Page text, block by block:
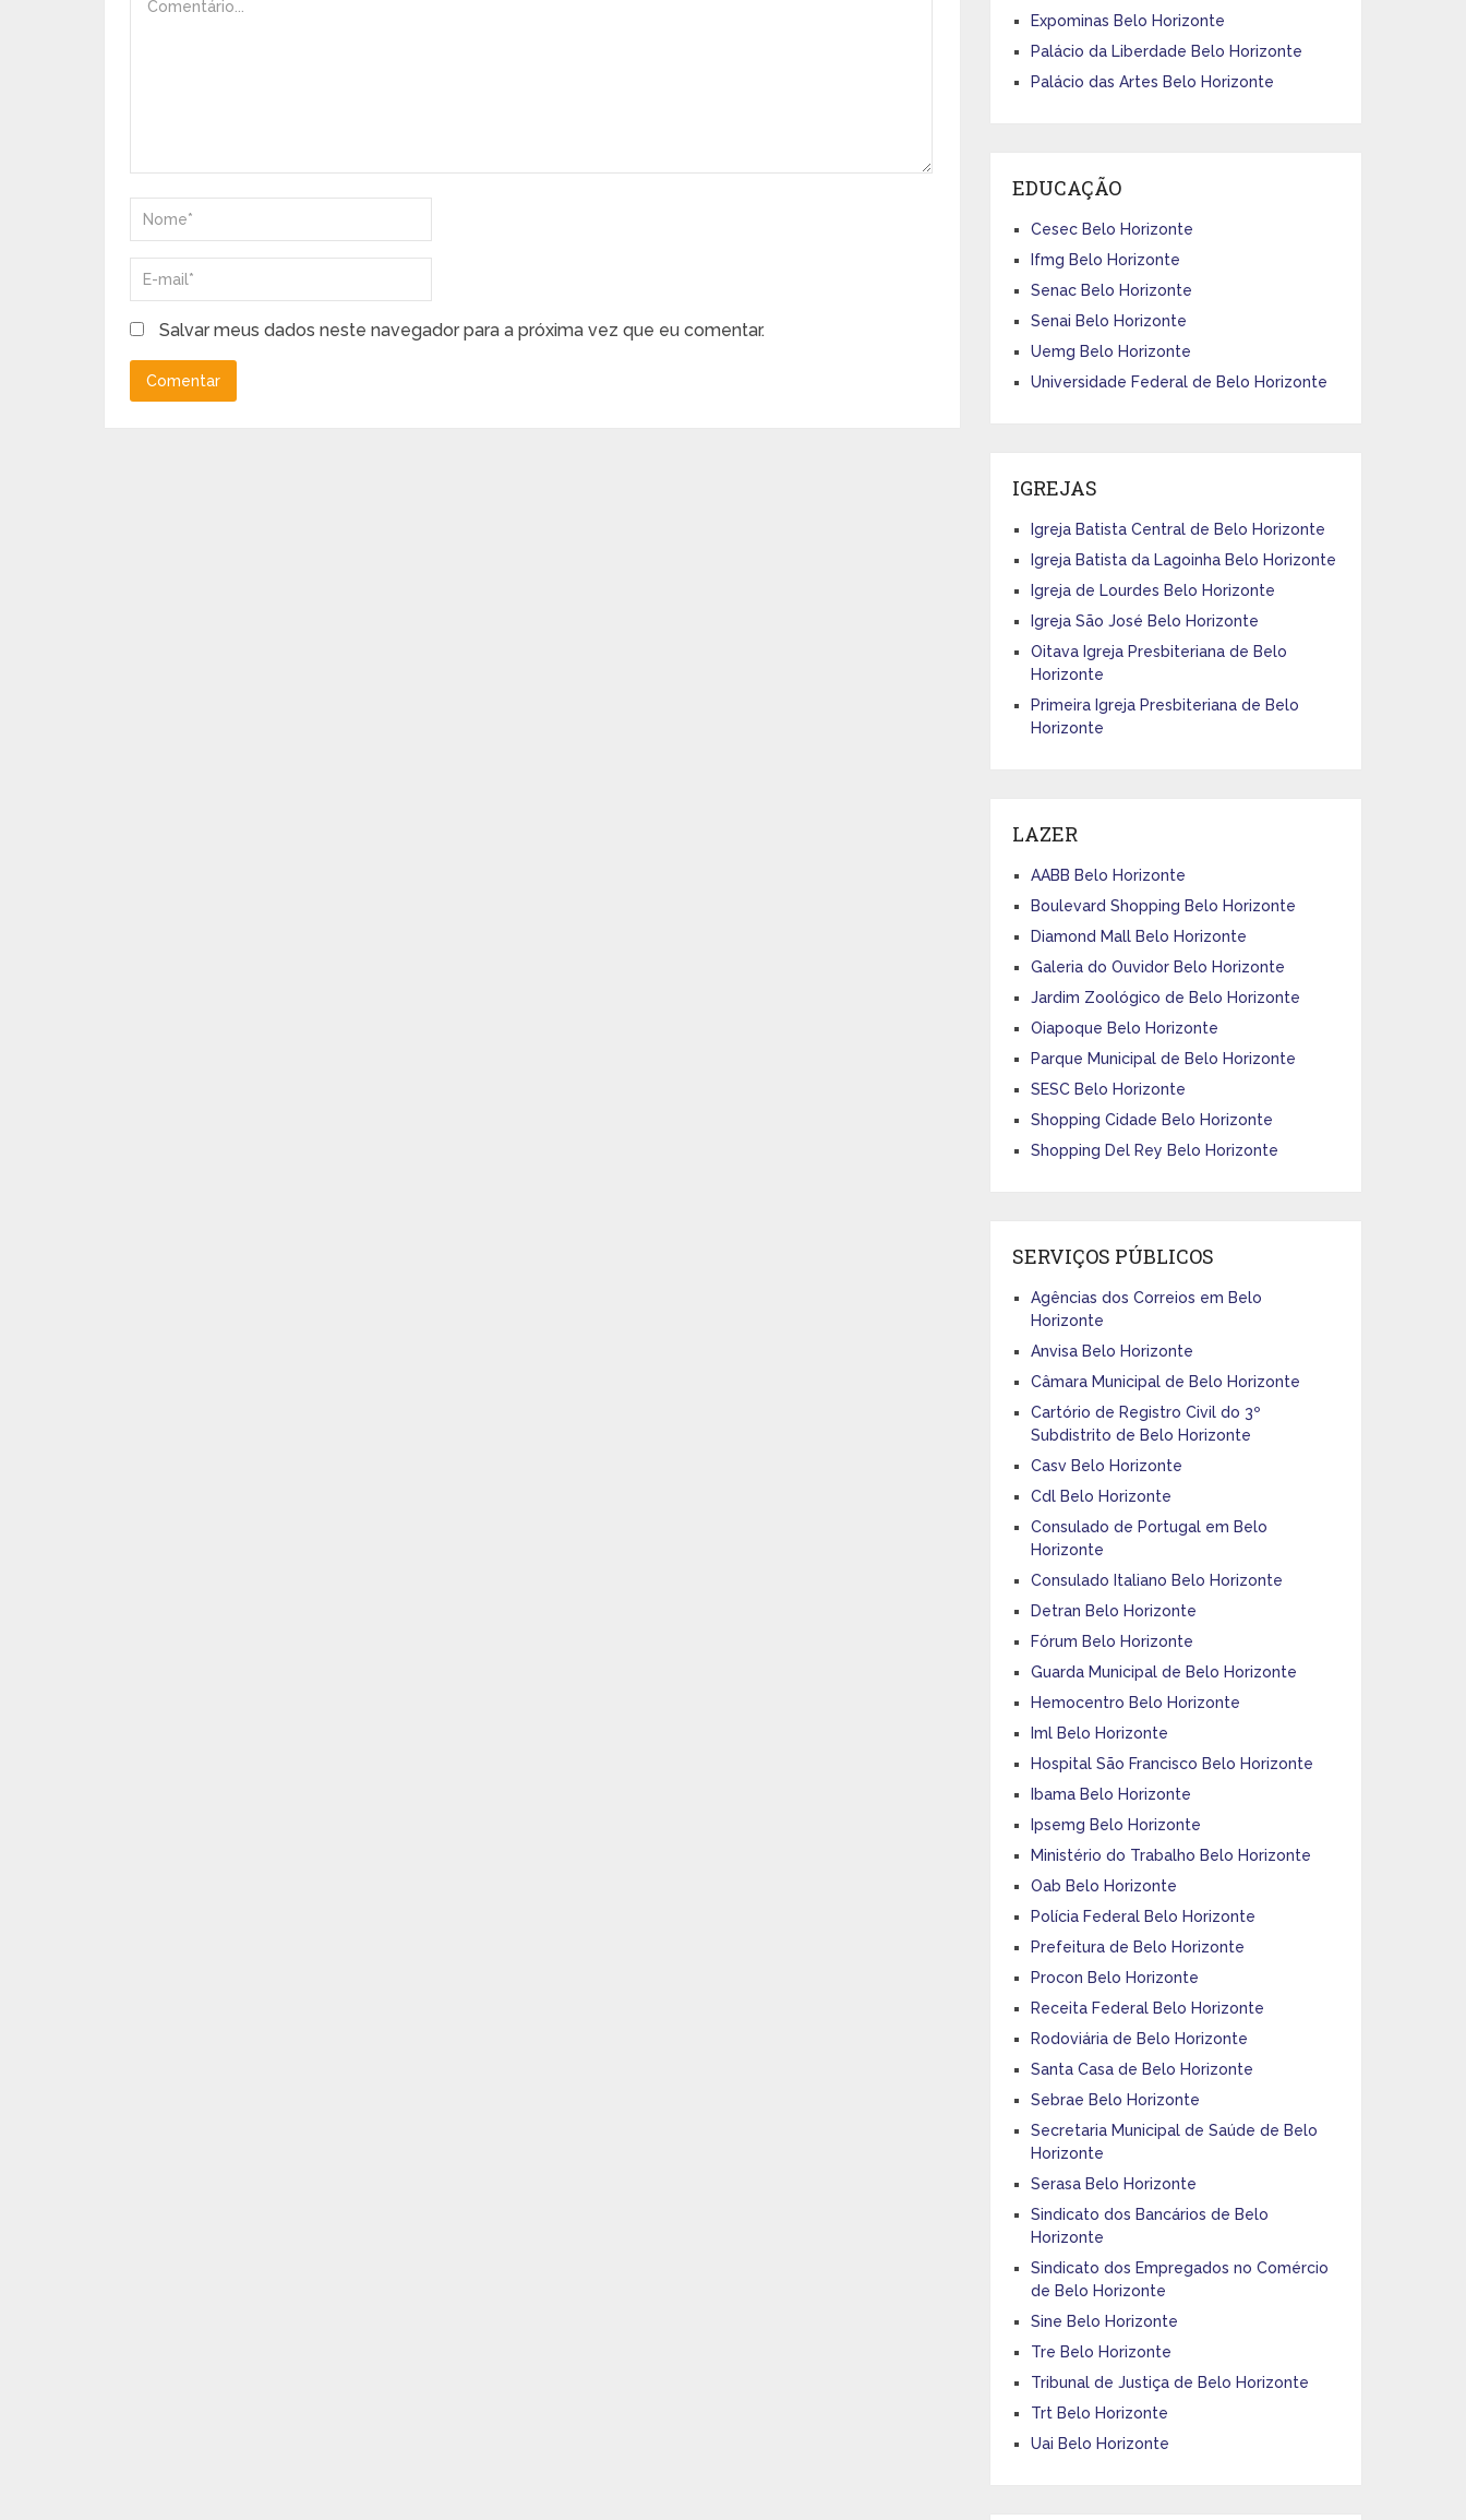
Salvar meus dados neste navegador para a próxima vez que eu comentar.
Expominas Belo Horizonte
Palácio da Liberdade Belo Horizonte
Palácio das Artes Belo Horizonte
EDUCAÇÃO
Cesec Belo Horizonte
Ifmg Belo Horizonte
Senac Belo Horizonte
Senai Belo Horizonte
Uemg Belo Horizonte
Universidade Federal de Belo Horizonte
IGREJAS
Igreja Batista Central de Belo Horizonte
Igreja Batista da Lagoinha Belo Horizonte
Igreja de Lourdes Belo Horizonte
Igreja São José Belo Horizonte
Oitava Igreja Presbiteriana de Belo
Horizonte
Primeira Igreja Presbiteriana de Belo
Horizonte
LAZER
AABB Belo Horizonte
Boulevard Shopping Belo Horizonte
Diamond Mall Belo Horizonte
Galeria do Ouvidor Belo Horizonte
Jardim Zoológico de Belo Horizonte
Oiapoque Belo Horizonte
Parque Municipal de Belo Horizonte
SESC Belo Horizonte
Shopping Cidade Belo Horizonte
Shopping Del Rey Belo Horizonte
SERVIÇOS PÚBLICOS
Agências dos Correios em Belo
Horizonte
Anvisa Belo Horizonte
Câmara Municipal de Belo Horizonte
Cartório de Registro Civil do 3º
Subdistrito de Belo Horizonte
Casv Belo Horizonte
Cdl Belo Horizonte
Consulado de Portugal em Belo
Horizonte
Consulado Italiano Belo Horizonte
Detran Belo Horizonte
Fórum Belo Horizonte
Guarda Municipal de Belo Horizonte
Hemocentro Belo Horizonte
Iml Belo Horizonte
Hospital São Francisco Belo Horizonte
Ibama Belo Horizonte
Ipsemg Belo Horizonte
Ministério do Trabalho Belo Horizonte
Oab Belo Horizonte
Polícia Federal Belo Horizonte
Prefeitura de Belo Horizonte
Procon Belo Horizonte
Receita Federal Belo Horizonte
Rodoviária de Belo Horizonte
Santa Casa de Belo Horizonte
Sebrae Belo Horizonte
Secretaria Municipal de Saúde de Belo
Horizonte
Serasa Belo Horizonte
Sindicato dos Bancários de Belo
Horizonte
Sindicato dos Empregados no Comércio
de Belo Horizonte
Sine Belo Horizonte
Tre Belo Horizonte
Tribunal de Justiça de Belo Horizonte
Trt Belo Horizonte
Uai Belo Horizonte